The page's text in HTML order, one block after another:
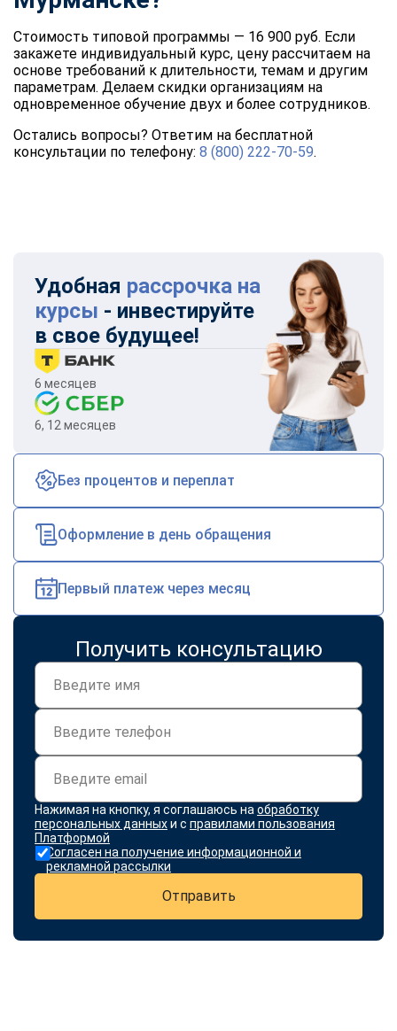
Стоимость типовой программы — 16 900 руб. Если
закажете индивидуальный курс, цену рассчитаем на
основе требований к длительности, темам и другим
параметрам. Делаем скидки организациям на
одновременное обучение двух и более сотрудников.
Остались вопросы? Ответим на бесплатной
консультации по телефону: 8 (800) 222-70-59.
Удобная рассрочка на
курсы - инвестируйте
в свое будущее!
6 месяцев
6, 12 месяцев
Без процентов и переплат
Оформление в день обращения
Первый платеж через месяц
Получить консультацию
Нажимая на кнопку, я соглашаюсь на обработку
персональных данныхи с правилами пользования
Платформой
Согласен на получение информационной и
рекламной рассылки
Отправить